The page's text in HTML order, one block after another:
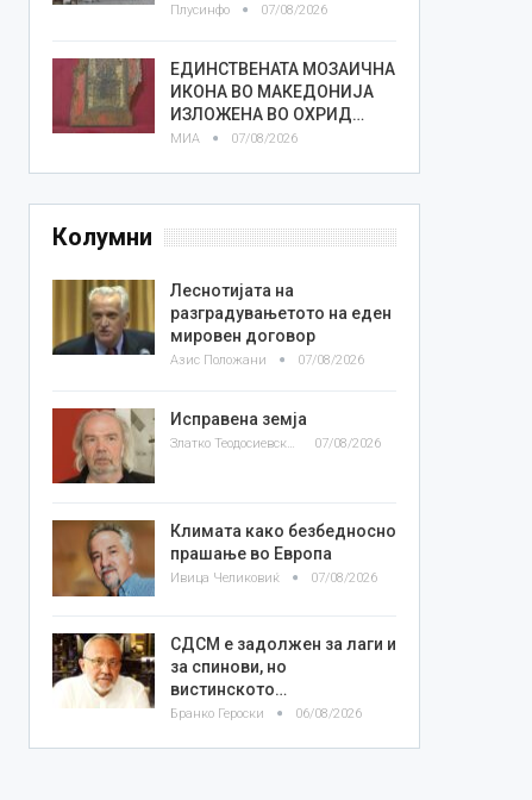
Плусинфо 07/08/2026
ЕДИНСТВЕНАТА МОЗАИЧНА
ИКОНА ВО МАКЕДОНИЈА
ИЗЛОЖЕНА ВО ОХРИД…
МИА 07/08/2026
Колумни
Леснотијата на
разградувањетото на еден
мировен договор
Азис Положани 07/08/2026
Исправена земја
Златко Теодосиевски 07/08/2026
Климата како безбедносно
прашање во Европа
Ивица Челиковиќ 07/08/2026
СДСМ е задолжен за лаги и
за спинови, но
вистинското…
Бранко Героски 06/08/2026